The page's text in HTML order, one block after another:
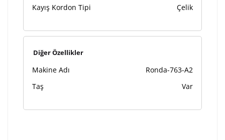
Kayış Kordon Tipi
Çelik
Diğer Özellikler
Makine Adı
Ronda-763-A2
Taş
Var